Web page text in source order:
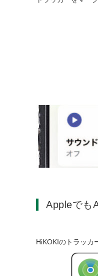
Appleでも
HiKOKIのトラッカ